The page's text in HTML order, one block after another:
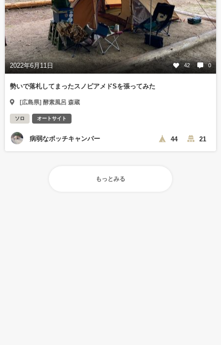
2022年6月11日 42 0
勢いで落札してまったスノピアメドSを張ってみた
[広島県] 酵素風呂 森蔵
ソロ オートサイト
病弱なボッチキャンパー 44 21
もっとみる